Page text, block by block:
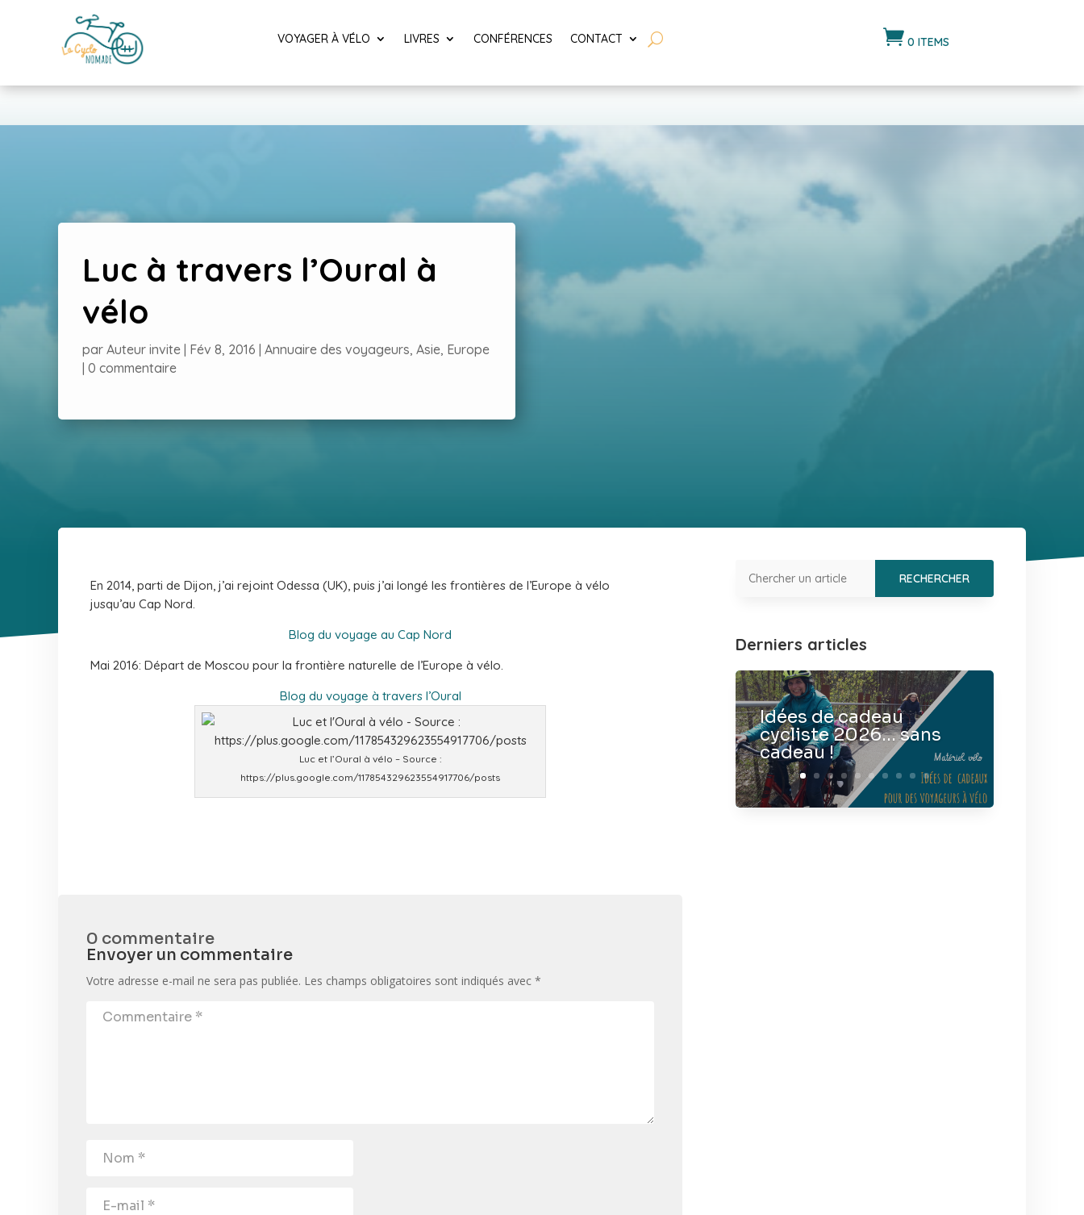
VOYAGER À VÉLO LIVRES CONFÉRENCES CONTACT  0 ITEMS
Luc à travers l’Oural à
vélo
par Auteur invite Fév 8, 2016 Annuaire des voyageurs, Asie, Europe
0 commentaire
En 2014, parti de Dijon, j’ai rejoint Odessa (UK), puis j’ai longé les frontières de l’Europe à vélo
jusqu’au Cap Nord.
Blog du voyage au Cap Nord
Mai 2016: Départ de Moscou pour la frontière naturelle de l’Europe à vélo.
Blog du voyage à travers l’Oural
Luc et l’Oural à vélo – Source :
https://plus.google.com/117854329623554917706/posts
0 commentaire
Envoyer un commentaire
Votre adresse e-mail ne sera pas publiée. Les champs obligatoires sont indiqués avec *
Derniers articles
Idées de cadeau
cycliste 2026… sans
cadeau !